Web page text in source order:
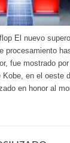
El nuevo
procesamiento
fue mostrado
Kobe, en el oeste
en honor al